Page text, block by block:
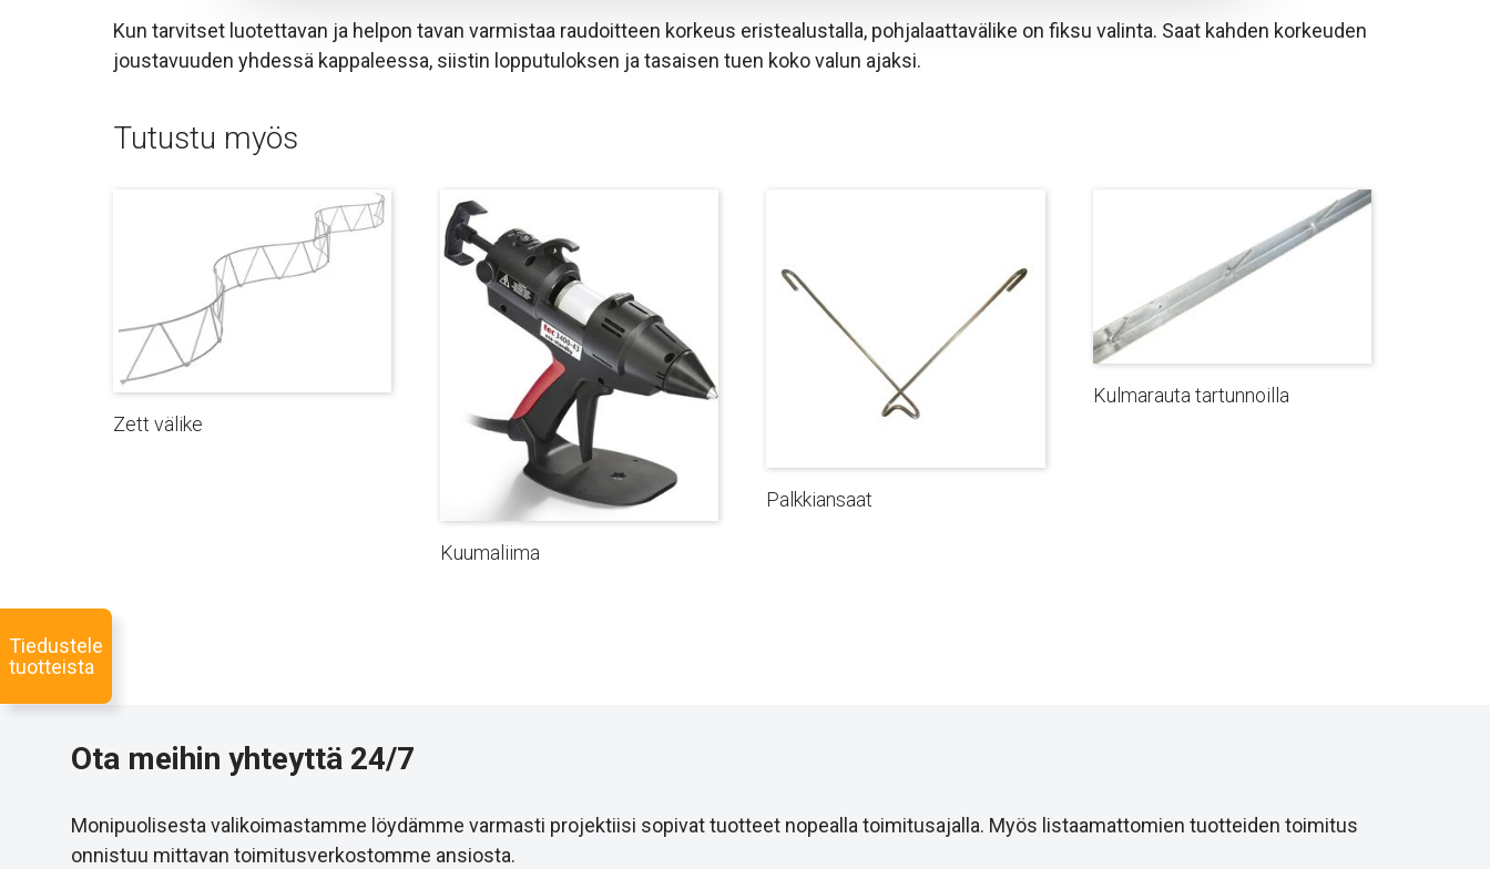
Kun tarvitset luotettavan ja helpon tavan varmistaa raudoitteen korkeus eristealustalla, pohjalaattavälike on fiksu valinta. Saat kahden korkeuden
joustavuuden yhdessä kappaleessa, siistin lopputuloksen ja tasaisen tuen koko valun ajaksi.
Tutustu myös
Zett välike
Kuumaliima
Palkkiansaat
Kulmarauta tartunnoilla
Ota meihin yhteyttä 24/7
Monipuolisesta valikoimastamme löydämme varmasti projektiisi sopivat tuotteet nopealla toimitusajalla. Myös listaamattomien tuotteiden toimitus
onnistuu mittavan toimitusverkostomme ansiosta.
Tiedustele
tuotteista